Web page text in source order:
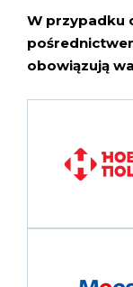
W przypadku
obowiązują